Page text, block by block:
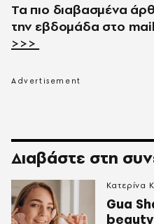
Τα πιο διαβασμένα
την εβδομάδα στο mail
>>>
Διαβάστε στη
Gua
beauty
Κατερίνα